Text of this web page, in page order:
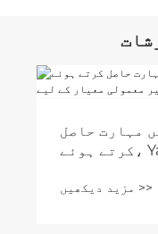
مہارت حاصل
کرتے ہوئے، Yaodong مینوفیکچرنگ
کرتی ہے۔
مزید دیکھیں >>